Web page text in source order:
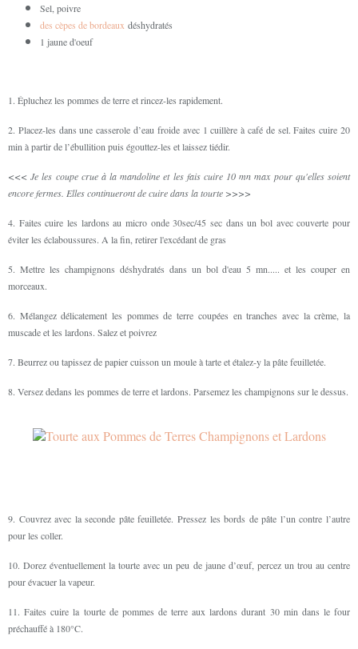
Sel, poivre
des cèpes de bordeaux déshydratés
1 jaune d'oeuf
1. Épluchez les pommes de terre et rincez-les rapidement.
2. Placez-les dans une casserole d’eau froide avec 1 cuillère à café de sel. Faites cuire 20
min à partir de l’ébullition puis égouttez-les et laissez tiédir.
<<< Je les coupe crue à la mandoline et les fais cuire 10 mn max pour qu'elles soient
encore fermes. Elles continueront de cuire dans la tourte >>>>
4. Faites cuire les lardons au micro onde 30sec/45 sec dans un bol avec couverte pour
éviter les éclaboussures. A la fin, retirer l'excédant de gras
5. Mettre les champignons déshydratés dans un bol d'eau 5 mn..... et les couper en
morceaux.
6. Mélangez délicatement les pommes de terre coupées en tranches avec la crème, la
muscade et les lardons. Salez et poivrez
7. Beurrez ou tapissez de papier cuisson un moule à tarte et étalez-y la pâte feuilletée.
8. Versez dedans les pommes de terre et lardons. Parsemez les champignons sur le dessus.
9. Couvrez avec la seconde pâte feuilletée. Pressez les bords de pâte l’un contre l’autre
pour les coller.
10. Dorez éventuellement la tourte avec un peu de jaune d’œuf, percez un trou au centre
pour évacuer la vapeur.
11. Faites cuire la tourte de pommes de terre aux lardons durant 30 min dans le four
préchauffé à 180°C.